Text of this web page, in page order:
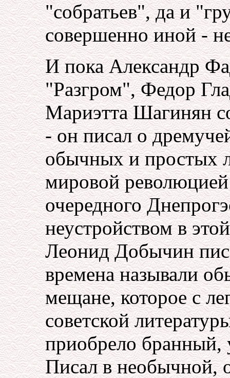
"собратьев", да и
совершенно иной -
И пока Александр
"Разгром", Федор
Мариэтта Шагинян
- он писал о
обычных и простых
мировой
очередного
неустройством в
Леонид Добычин
времена называли
мещане, которое с
советской
приобрело бранный,
Писал в необычной,